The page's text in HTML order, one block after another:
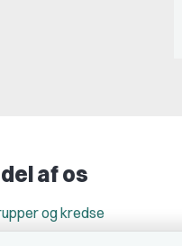
del af os
og kredse